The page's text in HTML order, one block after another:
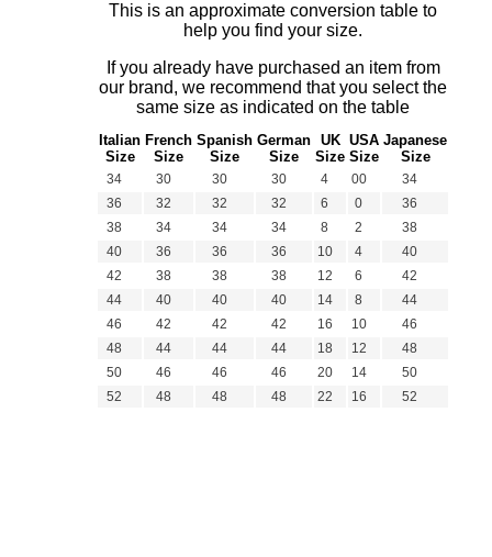
This is an approximate conversion table to
help you find your size.
If you already have purchased an item from
our brand, we recommend that you select the
same size as indicated on the table
Italian
Size
French
Size
Spanish
Size
German
Size
UK
Size
USA
Size
Japanese
Size
34 30 30 30 4 00
34
36
32 32 32 6 0
36
38
34 34 34 8 2
38
40
36 36 36 10 4
40
42
38 38 38 12 6
42
44
40 40 40 14 8
44
46
42 42 42 16 10
46
48
44 44 44 18 12
48
50
46 46 46 20 14
50
52
48 48 48 22 16 52